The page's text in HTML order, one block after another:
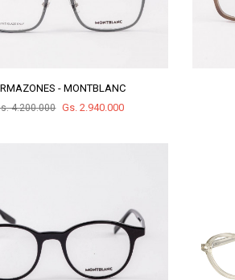
- MONTBLANC
4.200.000 Gs. 2.940.000